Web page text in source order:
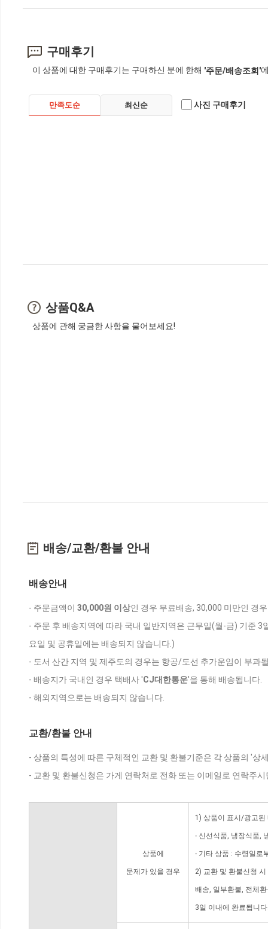
구매후기
이 상품에 대한 구매후기는 구매하신 분에 한해 '주문/배송조회'
만족도순 최신순 사진 구매후기
상품Q&A
상품에 관해 궁금한 사항을 물어보세요!
배송/교환/환불 안내
배송안내
- 주문금액이 30,000원 이상인 경우 무료배송, 30,000 미만인 경
- 주문 후 배송지역에 따라 국내 일반지역은 근무일(월-금) 기준
요일 및 공휴일에는 배송되지 않습니다.)
- 도서 산간 지역 및 제주도의 경우는 항공/도선 추가운임이 부과
- 배송지가 국내인 경우 택배사 'CJ대한통운'을 통해 배송됩니다.
- 해외지역으로는 배송되지 않습니다.
교환/환불 안내
- 상품의 특성에 따른 구체적인 교환 및 환불기준은 각 상품의 '상
- 교환 및 환불신청은 가게 연락처로 전화 또는 이메일로 연락주
상품에
문제가 있을 경우
1) 상품이 표시/광고된
- 신선식품, 냉장식품,
- 기타 상품 : 수령일로
2) 교환 및 환불신청
배송, 일부환불, 전체
3일 이내에 완료됩니